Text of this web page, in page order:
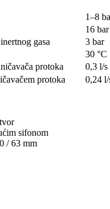
1–8
16 bar
gasa
3 bar
30 °C
protoka
0,3 l/s
protoka
0,24 l/
sifonom
/ 63 mm